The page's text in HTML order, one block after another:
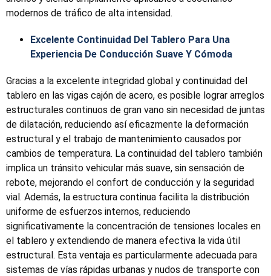
modernos de tráfico de alta intensidad.
Excelente Continuidad Del Tablero Para Una
Experiencia De Conducción Suave Y Cómoda
Gracias a la excelente integridad global y continuidad del
tablero en las vigas cajón de acero, es posible lograr arreglos
estructurales continuos de gran vano sin necesidad de juntas
de dilatación, reduciendo así eficazmente la deformación
estructural y el trabajo de mantenimiento causados por
cambios de temperatura. La continuidad del tablero también
implica un tránsito vehicular más suave, sin sensación de
rebote, mejorando el confort de conducción y la seguridad
vial. Además, la estructura continua facilita la distribución
uniforme de esfuerzos internos, reduciendo
significativamente la concentración de tensiones locales en
el tablero y extendiendo de manera efectiva la vida útil
estructural. Esta ventaja es particularmente adecuada para
sistemas de vías rápidas urbanas y nudos de transporte con